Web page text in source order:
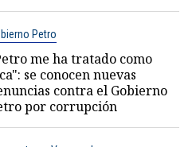
Petro
me ha tratado como
se conocen nuevas
contra el Gobierno
por corrupción